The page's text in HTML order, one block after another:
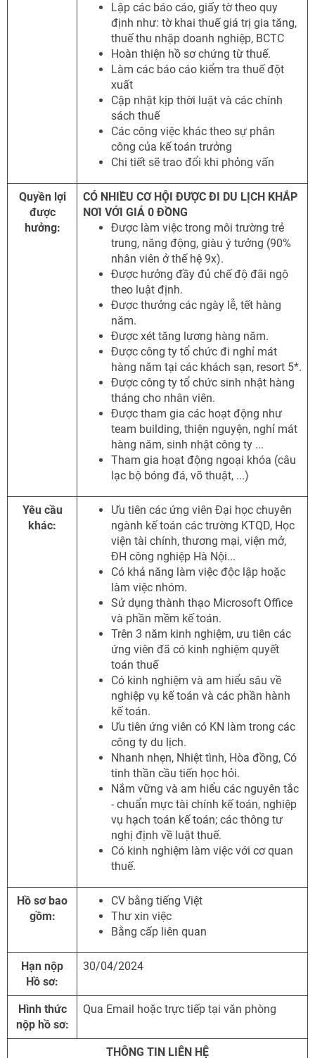
Lập các báo cáo, giấy tờ theo quy
định như: tờ khai thuế giá trị gia tăng,
thuế thu nhập doanh nghiệp, BCTC
Hoàn thiện hồ sơ chứng từ thuế.
Làm các báo cáo kiểm tra thuế đột
xuất
Cập nhật kịp thời luật và các chính
sách thuế
Các công việc khác theo sự phân
công của kế toán trưởng
Chi tiết sẽ trao đổi khi phỏng vấn
Quyền lợi
được
hưởng:
CÓ NHIỀU CƠ HỘI ĐƯỢC ĐI DU LỊCH KHẮP
NƠI VỚI GIÁ 0 ĐỒNG
Được làm việc trong môi trường trẻ
trung, năng động, giàu ý tưởng (90%
nhân viên ở thế hệ 9x).
Được hưởng đầy đủ chế độ đãi ngộ
theo luật định.
Được thưởng các ngày lễ, tết hàng
năm.
Được xét tăng lương hàng năm.
Được công ty tổ chức đi nghỉ mát
hàng năm tại các khách sạn, resort 5*.
Được công ty tổ chức sinh nhật hàng
tháng cho nhân viên.
Được tham gia các hoạt động như
team building, thiện nguyện, nghỉ mát
hàng năm, sinh nhật công ty ...
Tham gia hoạt động ngoại khóa (câu
lạc bộ bóng đá, võ thuật, ...)
Yêu cầu
khác:
Ưu tiên các ứng viên Đại học chuyên
ngành kế toán các trường KTQD, Học
viện tài chính, thương mại, viện mở,
ĐH công nghiệp Hà Nội...
Có khả năng làm việc độc lập hoặc
làm việc nhóm.
Sử dụng thành thạo Microsoft Office
và phần mềm kế toán.
Trên 3 năm kinh nghiệm, ưu tiên các
ứng viên đã có kinh nghiệm quyết
toán thuế
Có kinh nghiệm và am hiểu sâu về
nghiệp vụ kế toán và các phần hành
kế toán.
Ưu tiên ứng viên có KN làm trong các
công ty du lịch.
Nhanh nhẹn, Nhiệt tình, Hòa đồng, Có
tinh thần cầu tiến học hỏi.
Nắm vững và am hiểu các nguyên tắc
- chuẩn mực tài chính kế toán, nghiệp
vụ hạch toán kế toán; các thông tư
nghị định về luật thuế.
Có kinh nghiệm làm việc với cơ quan
thuế.
Hồ sơ bao
gồm:
CV bằng tiếng Việt
Thư xin việc
Bằng cấp liên quan
Hạn nộp
Hồ sơ:
30/04/2024
Hình thức
nộp hồ sơ:
Qua Email hoặc trực tiếp tại văn phòng
THÔNG TIN LIÊN HỆ